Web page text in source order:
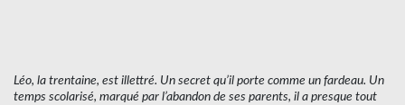
Léo, la trentaine, est illettré. Un secret qu’il porte comme un fardeau. Un
temps scolarisé, marqué par l’abandon de ses parents, il a presque tout